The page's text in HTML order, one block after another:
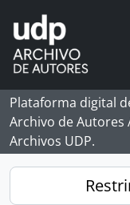
Skip to main content
Plataforma digital
Archivo de Autores
Archivos UDP.